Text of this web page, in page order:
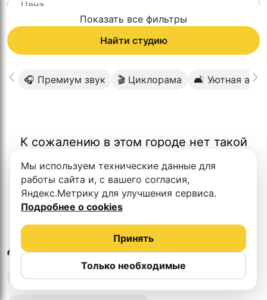
Показать все фильтры
Найти студию
🎧 Премиум звук 🎬 Циклорама 🛋 Уютная
К сожалению в этом городе нет такой
Другие студии в Кирове
Выездная запись подкастов
Мы используем технические данные для
работы сайта и, с вашего согласия,
Яндекс.Метрику для улучшения сервиса.
Подробнее о cookies
Только необходимые
Принять